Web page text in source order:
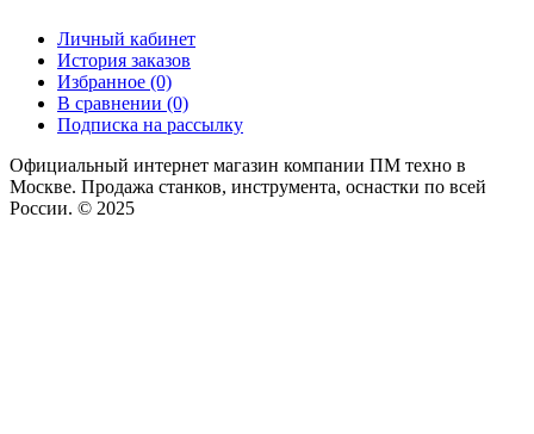
Личный кабинет
История заказов
Избранное (0)
В сравнении (0)
Подписка на рассылку
Официальный интернет магазин компании ПМ техно в
Москве. Продажа станков, инструмента, оснастки по всей
России. © 2025